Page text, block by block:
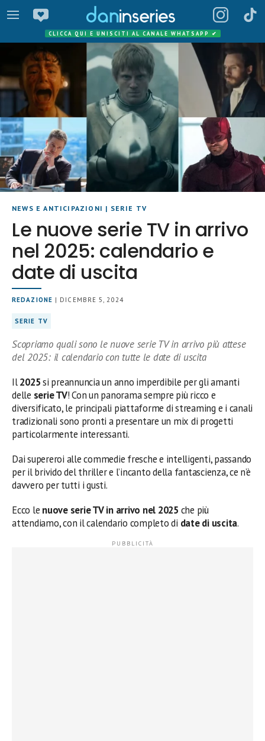
CLICCA QUI E UNISCITI AL CANALE WHATSAPP ✔
NEWS E ANTICIPAZIONI | SERIE TV
Le nuove serie TV in arrivo
nel 2025: calendario e
date di uscita
REDAZIONE | DICEMBRE 5, 2024
SERIE TV
Scopriamo quali sono le nuove serie TV in arrivo più attese
del 2025: il calendario con tutte le date di uscita
Il2025si preannuncia un anno imperdibile per gli amanti
delle serie TV! Con un panorama sempre più ricco e
diversificato, le principali piattaforme di streaming e i canali
tradizionali sono pronti a presentare un mix di progetti
particolarmente interessanti.
Dai supereroi alle commedie fresche e intelligenti, passando
per il brivido del thriller e l’incanto della fantascienza, ce n’è
davvero per tutti i gusti.
Ecco le nuove serie TV in arrivo nel 2025 che più
attendiamo, con il calendario completo di date di uscita.